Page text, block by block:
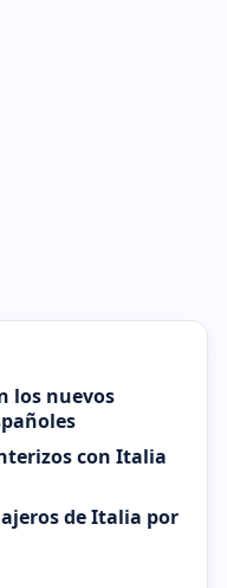
los nuevos
con Italia
de Italia por